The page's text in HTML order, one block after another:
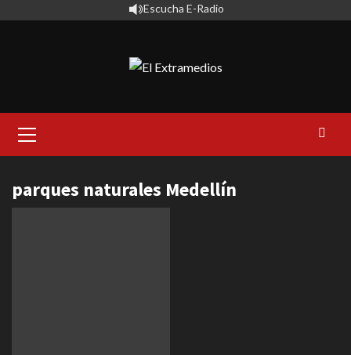
Escucha E-Radio
Menu
parques naturales Medellín